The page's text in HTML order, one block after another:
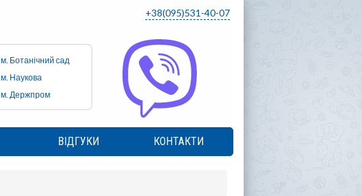
+38(095)531-40-07
м. Ботанічний сад
м. Наукова
м. Держпром
ВІДГУКИ КОНТАКТИ